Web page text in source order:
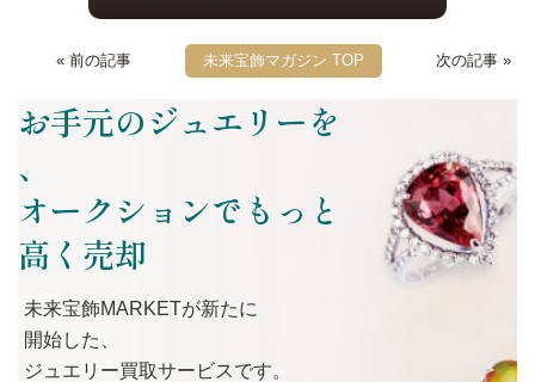
« 前の記事 未来宝飾マガジン TOP 次の記事 »
お手元のジュエリーを
、
オークションでもっと
高く売却
未来宝飾MARKETが新たに
開始した、
ジュエリー買取サービスです。